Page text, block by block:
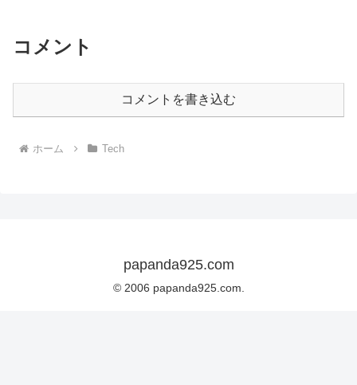
コメント
コメントを書き込む
ホーム Tech
papanda925.com
© 2006 papanda925.com.